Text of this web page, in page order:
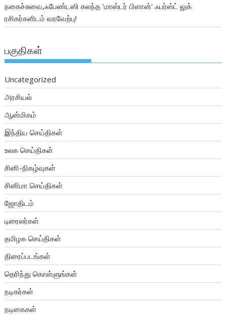
நகைச்சுவை,ஃபேண்டஸி கலந்த ‘மாஸ்டர் பிளான்’ ஃபர்ஸ்ட் லுக்
ரசிகர்களிடம் வரவேற்பு!
பகுதிகள்
Uncategorized
அரசியல்
ஆன்மிகம்
இந்திய செய்திகள்
உலக செய்திகள்
சினி-நிகழ்வுகள்
சினிமா செய்திகள்
ஜோதிடம்
டிரைலர்கள்
தமிழக செய்திகள்
திரைப்படங்கள்
தெரிந்து கொள்ளுங்கள்
நடிகர்கள்
நடிகைகள்